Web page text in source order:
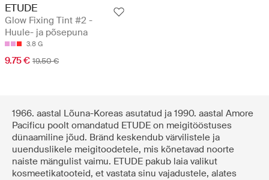
ETUDE
Glow Fixing Tint #2 -
Huule- ja põsepuna
3.8 G
9.75 € 19.50 €
1966. aastal Lõuna-Koreas asutatud ja 1990. aastal Amore
Pacificu poolt omandatud ETUDE on meigitööstuses
dünaamiline jõud. Bränd keskendub värvilistele ja
uuenduslikele meigitoodetele, mis kõnetavad noorte
naiste mängulist vaimu. ETUDE pakub laia valikut
kosmeetikatooteid, et vastata sinu vajadustele, alates